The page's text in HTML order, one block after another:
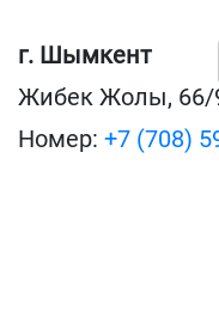
г. Шымкент
Жибек Жолы, 66/
Номер: +7 (708)